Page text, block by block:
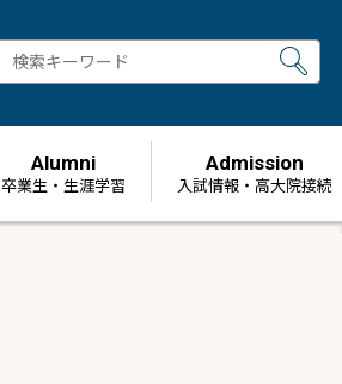
Alumni
卒業生・生涯学習
Admission
⼊試情報・高大院接続